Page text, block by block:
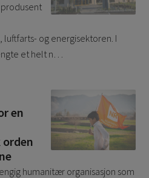
og energisektoren. I
et helt n…
en
humanitær organisasjon som